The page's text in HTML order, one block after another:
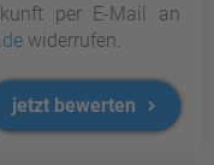
per E-Mail an
widerrufen.
jetzt bewerten